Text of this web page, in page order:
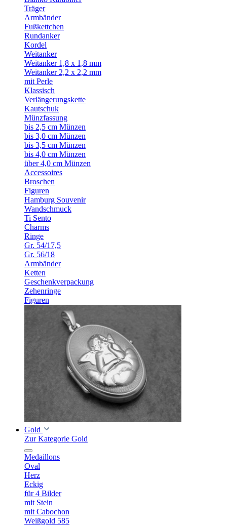
Träger
Armbänder
Fußkettchen
Rundanker
Kordel
Weitanker
Weitanker 1,8 x 1,8 mm
Weitanker 2,2 x 2,2 mm
mit Perle
Klassisch
Verlängerungskette
Kautschuk
Münzfassung
bis 2,5 cm Münzen
bis 3,0 cm Münzen
bis 3,5 cm Münzen
bis 4,0 cm Münzen
über 4,0 cm Münzen
Accessoires
Broschen
Figuren
Hamburg Souvenir
Wandschmuck
Ti Sento
Charms
Ringe
Gr. 54/17,5
Gr. 56/18
Armbänder
Ketten
Geschenkverpackung
Zehenringe
Figuren
Gold
Zur Kategorie Gold
Medaillons
Oval
Herz
Eckig
für 4 Bilder
mit Stein
mit Cabochon
Weißgold 585